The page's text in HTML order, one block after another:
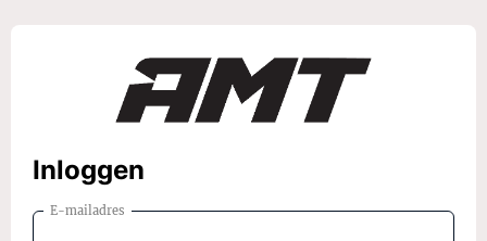
Inloggen
E-mailadres